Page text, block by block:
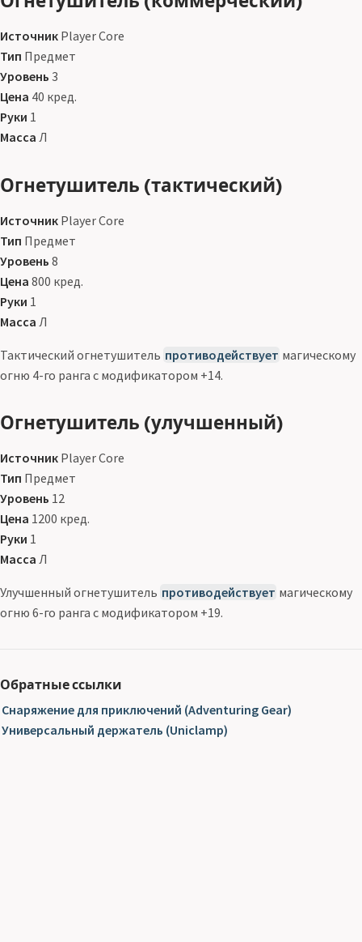
Источник Player Core
Тип Предмет
Уровень 3
Цена 40 кред.
Руки 1
Масса Л
Огнетушитель (тактический)
Источник Player Core
Тип Предмет
Уровень 8
Цена 800 кред.
Руки 1
Масса Л
Тактический огнетушитель противодействует магическому
огню 4-го ранга с модификатором +14.
Огнетушитель (улучшенный)
Источник Player Core
Тип Предмет
Уровень 12
Цена 1200 кред.
Руки 1
Масса Л
Улучшенный огнетушитель противодействует магическому
огню 6-го ранга с модификатором +19.
Обратные ссылки
Снаряжение для приключений (Adventuring Gear)
Универсальный держатель (Uniclamp)